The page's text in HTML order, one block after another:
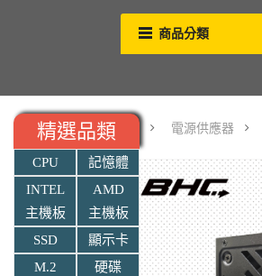
商品分類
電源供應器
精選品類
CPU
記憶體
INTEL
主機板
AMD
主機板
SSD
顯示卡
M.2
硬碟